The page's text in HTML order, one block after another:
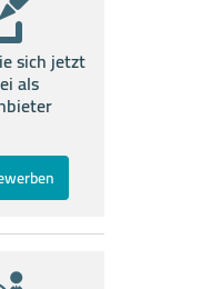
sich jetzt
als